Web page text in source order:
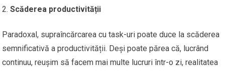
Scăderea productivității
Paradoxal, supraîncărcarea cu task-uri poate duce la scăderea
semnificativă a productivității. Deși poate părea că, lucrând
continuu, reușim să facem mai multe lucruri într-o zi, realitatea